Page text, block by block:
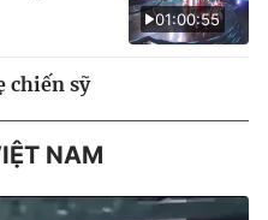
01:00:55
chiến sỹ
NAM